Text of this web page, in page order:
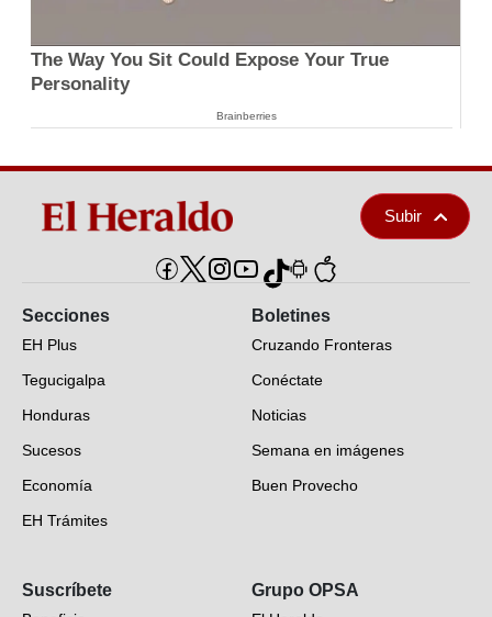
The Way You Sit Could Expose Your True
Personality
Brainberries
Subir
Secciones
EH Plus
Tegucigalpa
Honduras
Sucesos
Economía
EH Trámites
EH Verifica
Boletines
Cruzando Fronteras
Conéctate
Noticias
Semana en imágenes
Buen Provecho
Suscríbete Grupo OPSA